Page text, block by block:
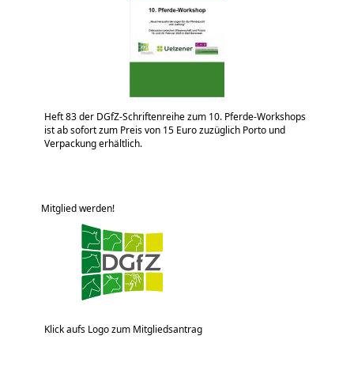
Heft 83 der DGfZ-Schriftenreihe zum 10. Pferde-Workshops
ist ab sofort zum Preis von 15 Euro zuzüglich Porto und
Verpackung erhältlich.
Mitglied werden!
Klick aufs Logo zum Mitgliedsantrag